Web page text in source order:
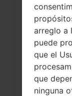
arreglo a
puede
que el
que
ninguna